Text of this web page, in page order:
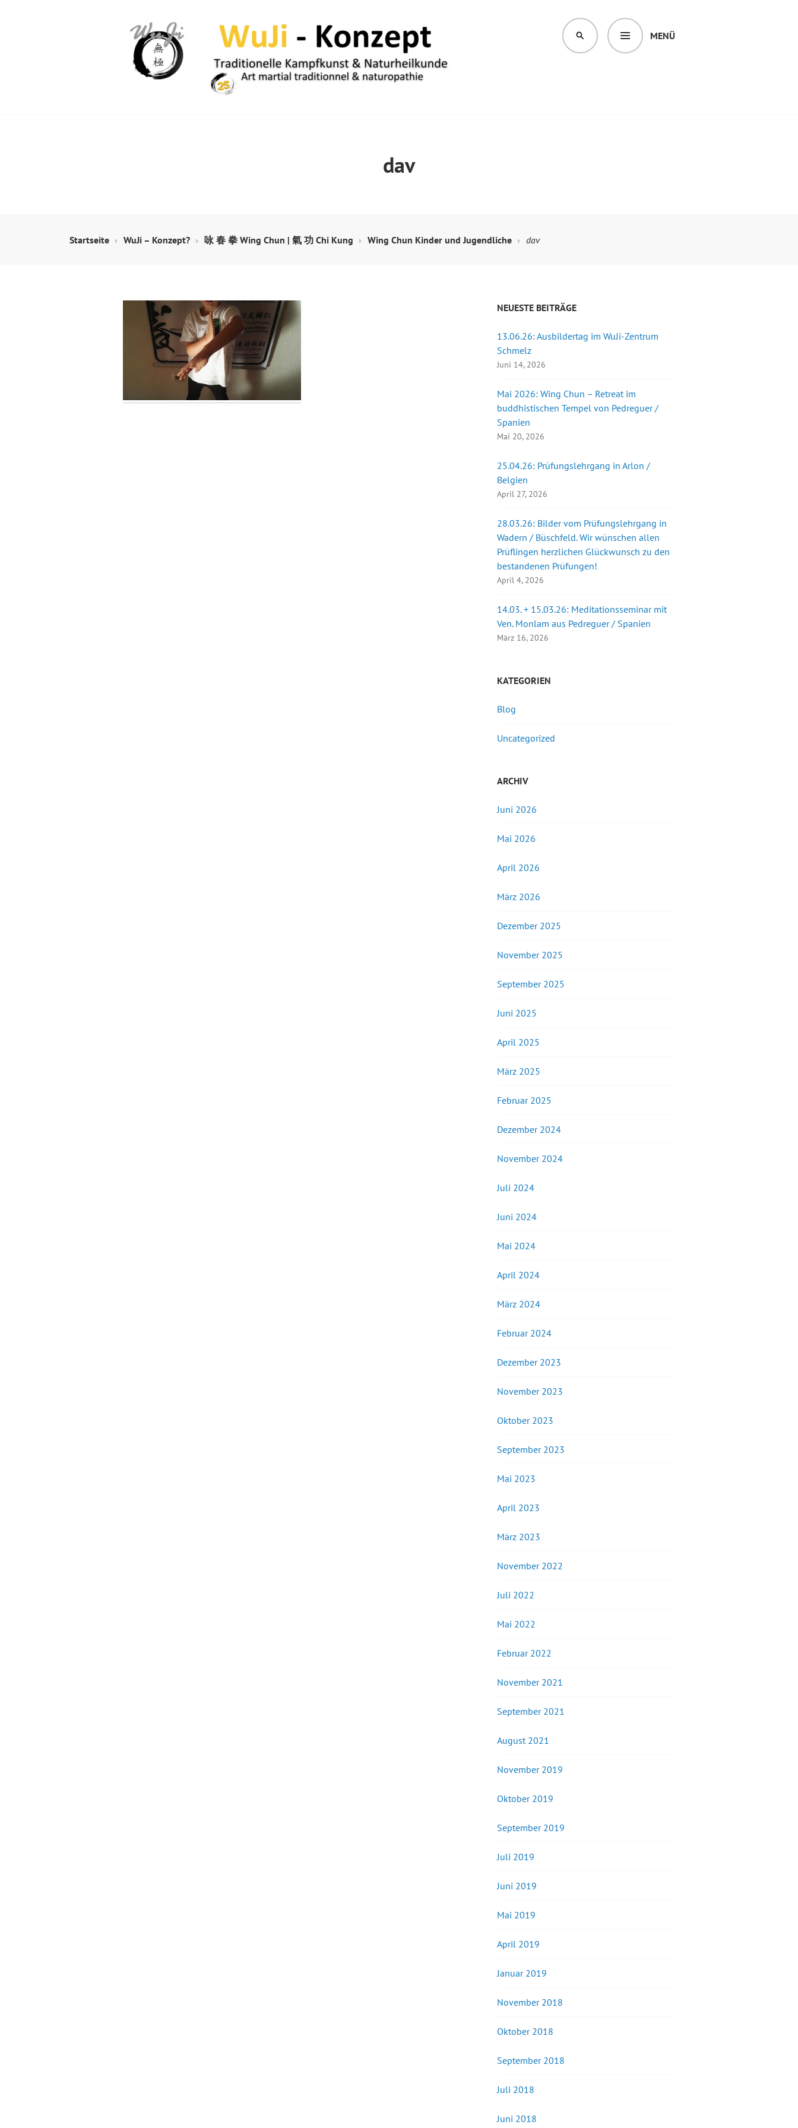
MENÜ
SUCHEN
dav
Startseite WuJi – Konzept? 咏 春 拳 Wing Chun | 氣 功 Chi Kung Wing Chun Kinder und Jugendliche dav
NEUESTE BEITRÄGE
13.06.26: Ausbildertag im WuJi-Zentrum
Schmelz
Juni 14, 2026
Mai 2026: Wing Chun – Retreat im
buddhistischen Tempel von Pedreguer /
Spanien
Mai 20, 2026
25.04.26: Prüfungslehrgang in Arlon /
Belgien
April 27, 2026
28.03.26: Bilder vom Prüfungslehrgang in
Wadern / Büschfeld. Wir wünschen allen
Prüflingen herzlichen Glückwunsch zu den
bestandenen Prüfungen!
April 4, 2026
14.03. + 15.03.26: Meditationsseminar mit
Ven. Monlam aus Pedreguer / Spanien
März 16, 2026
KATEGORIEN
Blog
Uncategorized
ARCHIV
Juni 2026
Mai 2026
April 2026
März 2026
Dezember 2025
November 2025
September 2025
Juni 2025
April 2025
März 2025
Februar 2025
Dezember 2024
November 2024
Juli 2024
Juni 2024
Mai 2024
April 2024
März 2024
Februar 2024
Dezember 2023
November 2023
Oktober 2023
September 2023
Mai 2023
April 2023
März 2023
November 2022
Juli 2022
Mai 2022
Februar 2022
November 2021
September 2021
August 2021
November 2019
Oktober 2019
September 2019
Juli 2019
Juni 2019
Mai 2019
April 2019
Januar 2019
November 2018
Oktober 2018
September 2018
Juli 2018
Juni 2018